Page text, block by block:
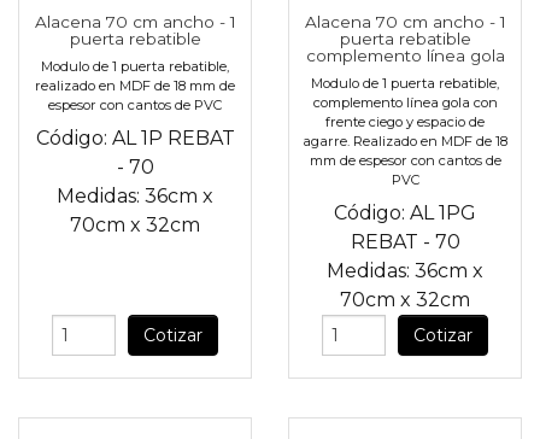
Alacena 70 cm ancho - 1
puerta rebatible
Modulo de 1 puerta rebatible,
realizado en MDF de 18 mm de
espesor con cantos de PVC
Código: AL 1P REBAT
- 70
Medidas: 36cm x
70cm x 32cm
Cotizar
Alacena 70 cm ancho - 1
puerta rebatible
complemento línea gola
Modulo de 1 puerta rebatible,
complemento línea gola con
frente ciego y espacio de
agarre. Realizado en MDF de 18
mm de espesor con cantos de
PVC
Código: AL 1PG
REBAT - 70
Medidas: 36cm x
70cm x 32cm
Cotizar